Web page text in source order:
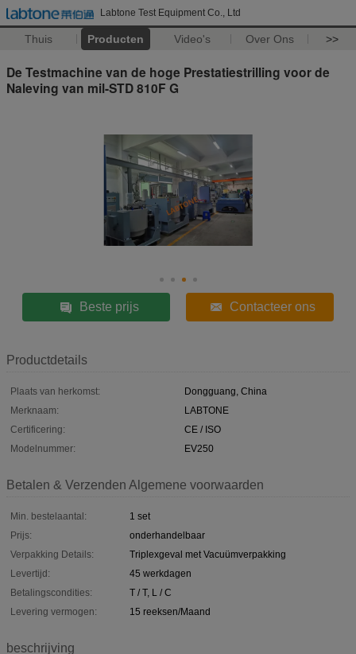
Labtone Test Equipment Co., Ltd
Thuis Producten Video's Over Ons >>
De Testmachine van de hoge Prestatiestrilling voor de
Naleving van mil-STD 810F G
Beste prijs Contacteer ons
Productdetails
Plaats van herkomst:
Dongguang, China
Merknaam:
LABTONE
Certificering:
CE / ISO
Modelnummer:
EV250
Betalen & Verzenden Algemene voorwaarden
Min. bestelaantal:
1 set
Prijs:
onderhandelbaar
Verpakking Details:
Triplexgeval met Vacuümverpakking
Levertijd:
45 werkdagen
Betalingscondities:
T / T, L / C
Levering vermogen:
15 reeksen/Maand
beschrijving